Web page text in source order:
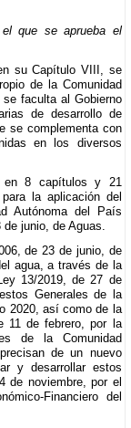
que se aprueba el
su Capítulo VIII, se
de la Comunidad
faculta al Gobierno
de desarrollo de
se complementa con
en los diversos
en 8 capítulos y 21
la aplicación del
Autónoma del País
junio, de Aguas.
de 23 de junio, de
agua, a través de la
13/2019, de 27 de
Generales de la
2020, así como de la
11 de febrero, por la
de la Comunidad
de un nuevo
y desarrollar estos
de noviembre, por el
Financiero del